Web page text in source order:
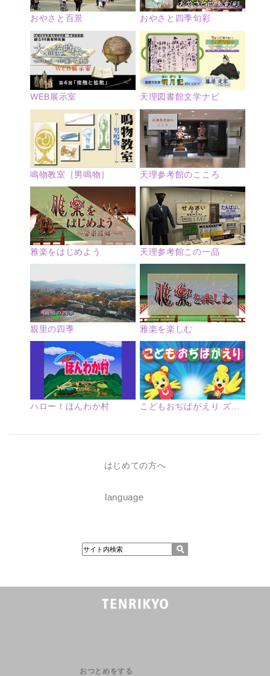
おやさと百景 おやさと四季旬彩
WEB展示室 天理図書館文学ナビ
鳴物教室［男鳴物］ 天理参考館のこころ
雅楽をはじめよう 天理参考館この一品
親里の四季 雅楽を楽しむ
ハロー！ほんわか村 こどもおぢばがえり ズームアップ
はじめての方へ
language
おつとめをする